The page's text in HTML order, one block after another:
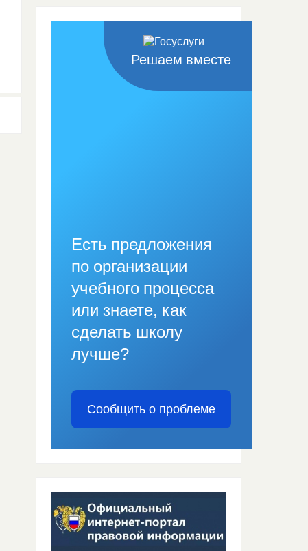
Решаем вместе
Есть предложения
по организации
учебного процесса
или знаете, как
сделать школу
лучше?
Сообщить о проблеме